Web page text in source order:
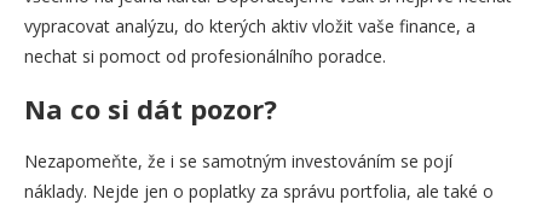
vypracovat analýzu, do kterých aktiv vložit vaše finance, a
nechat si pomoct od profesionálního poradce.
Na co si dát pozor?
Nezapomeňte, že i se samotným investováním se pojí
náklady. Nejde jen o poplatky za správu portfolia, ale také o